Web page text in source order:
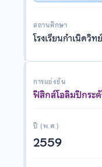
สถานศึกษา
โรงเรียนกำเนิดวิทย์
การแข่งขัน
ฟิสิกส์โอลิมปิกระ
ปี (พ.ศ.)
2559